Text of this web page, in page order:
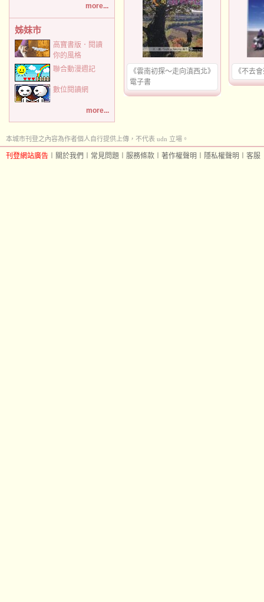
more...
姊妹市
高寶書版．閱讀
你的風格
聯合動漫週記
數位閱讀網
more...
《雲南初探～走向滇西北》
電子書
《不去
本城市刊登之內容為作者個人自行提供上傳，不代表 udn 立場。
刊登網站廣告 關於我們 常見問題 服務條款 著作權聲明 隱私權聲明 客服